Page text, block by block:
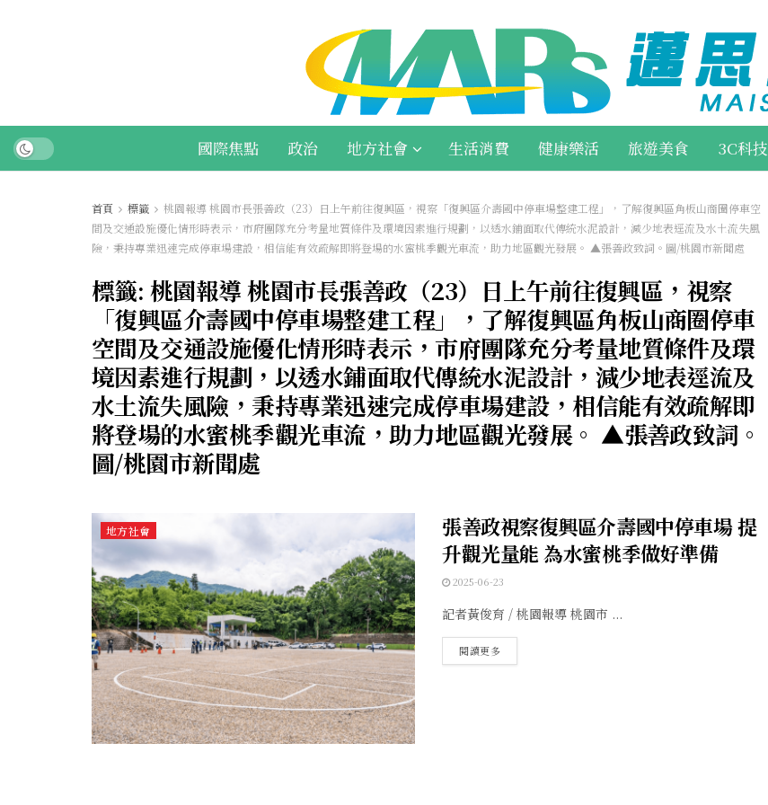
國際焦點 政治 地方社會 生活消費 健康樂活 旅遊美食 3C科技
首頁 標籤
桃園報導 桃園市長張善政（23）日上午前往復興區，視察「復興區介壽國中停車場整建工程」，了解復興區角板山商圈停車空
間及交通設施優化情形時表示，市府團隊充分考量地質條件及環境因素進行規劃，以透水鋪面取代傳統水泥設計，減少地表逕流及水土流失風
險，秉持專業迅速完成停車場建設，相信能有效疏解即將登場的水蜜桃季觀光車流，助力地區觀光發展。 ▲張善政致詞。圖/桃園市新聞處
標籤: 桃園報導 桃園市長張善政（23）日上午前往復興區，視察
「復興區介壽國中停車場整建工程」，了解復興區角板山商圈停車
空間及交通設施優化情形時表示，市府團隊充分考量地質條件及環
境因素進行規劃，以透水鋪面取代傳統水泥設計，減少地表逕流及
水土流失風險，秉持專業迅速完成停車場建設，相信能有效疏解即
將登場的水蜜桃季觀光車流，助力地區觀光發展。 ▲張善政致詞。
圖/桃園市新聞處
地方社會
張善政視察復興區介壽國中停車場 提
升觀光量能 為水蜜桃季做好準備
2025-06-23
記者黃俊育 / 桃園報導 桃園市 ...
閱讀更多